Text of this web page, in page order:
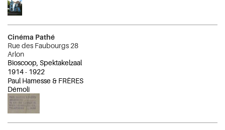
Cinéma Pathé
Rue des Faubourgs 28
Arlon
Bioscoop, Spektakelzaal
1914- 1922
Paul Hamesse & FRÈRES
Démoli